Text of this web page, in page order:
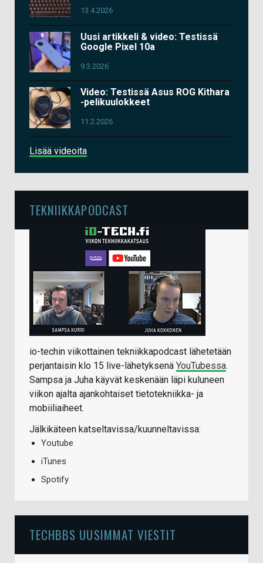
13.4.2026
Uusi artikkeli & video: Testissä
Google Pixel 10a
9.3.2026
Video: Testissä Asus ROG Kithara
-pelikuulokkeet
11.2.2026
Lisää videoita
TEKNIIKKAPODCAST
io-techin viikottainen tekniikkapodcast lähetetään
perjantaisin klo 15 live-lähetyksenä YouTubessa.
Sampsa ja Juha käyvät keskenään läpi kuluneen
viikon ajalta ajankohtaiset tietotekniikka- ja
mobiiliaiheet.
Jälkikäteen katseltavissa/kuunneltavissa:
Youtube
iTunes
Spotify
TECHBBS UUSIMMAT VIESTIT